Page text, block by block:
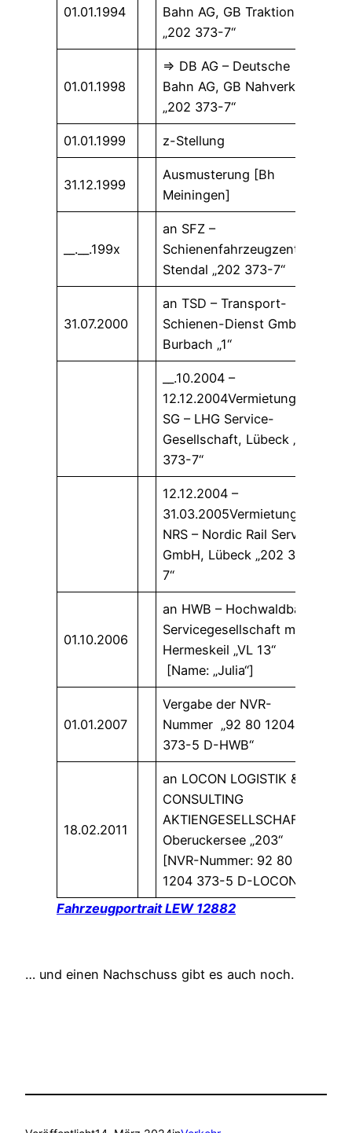
01.01.1994
Bahn AG, GB Traktion
„202 373-7“
01.01.1998
=> DB AG – Deutsche
Bahn AG, GB Nahverkehr
„202 373-7“
01.01.1999 z-Stellung
31.12.1999
Ausmusterung [Bh
Meiningen]
__.__.199x
an SFZ –
Schienenfahrzeugzentrum
Stendal „202 373-7“
31.07.2000
an TSD – Transport-
Schienen-Dienst GmbH,
Burbach „1“
__.10.2004 –
12.12.2004Vermietung an
SG – LHG Service-
Gesellschaft, Lübeck „202
373-7“
12.12.2004 –
31.03.2005Vermietung an
NRS – Nordic Rail Service
GmbH, Lübeck „202 373-
7“
01.10.2006
an HWB – Hochwaldbahn
Servicegesellschaft mbH,
Hermeskeil „VL 13“
[Name: „Julia“]
01.01.2007
Vergabe der NVR-
Nummer „92 80 1204
373-5 D-HWB“
18.02.2011
an LOCON LOGISTIK &
CONSULTING
AKTIENGESELLSCHAFT,
Oberuckersee „203“
[NVR-Nummer: 92 80
1204 373-5 D-LOCON]
Fahrzeugportrait LEW 12882
… und einen Nachschuss gibt es auch noch.